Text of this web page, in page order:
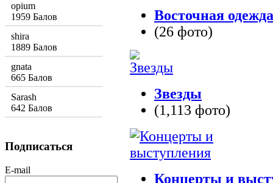
Восточная одежда
(26 фото)
Звезды
(1,113 фото)
Концерты и
opium
1959 Балов
shira
1889 Балов
gnata
665 Балов
Sarash
642 Балов
Подписаться
E-mail